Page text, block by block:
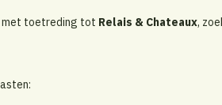
met toetreding tot Relais & Chateaux,